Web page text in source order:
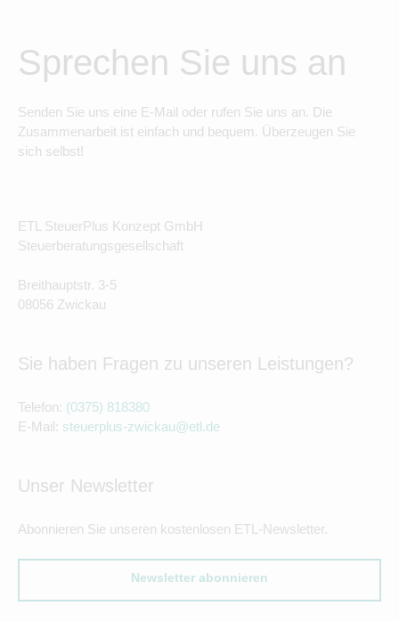
Sprechen Sie uns an
Senden Sie uns eine E-Mail oder rufen Sie uns an. Die
Zusammenarbeit ist einfach und bequem. Überzeugen Sie
sich selbst!
ETL SteuerPlus Konzept GmbH
Steuerberatungsgesellschaft
Breithauptstr. 3-5
08056 Zwickau
Sie haben Fragen zu unseren Leistungen?
Telefon: (0375) 818380
E-Mail: steuerplus-zwickau@etl.de
Unser Newsletter
Abonnieren Sie unseren kostenlosen ETL-Newsletter.
Newsletter abonnieren